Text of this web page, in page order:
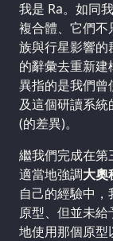
我是 Ra。如同
複合體、它們
族與行星影響的
的辭彙去重新
異指的是我們
及這個研讀系
(的差異)。
繼我們完成在第
適當地強調大奧
自己的經驗中
原型、但並未
地使用那個原型